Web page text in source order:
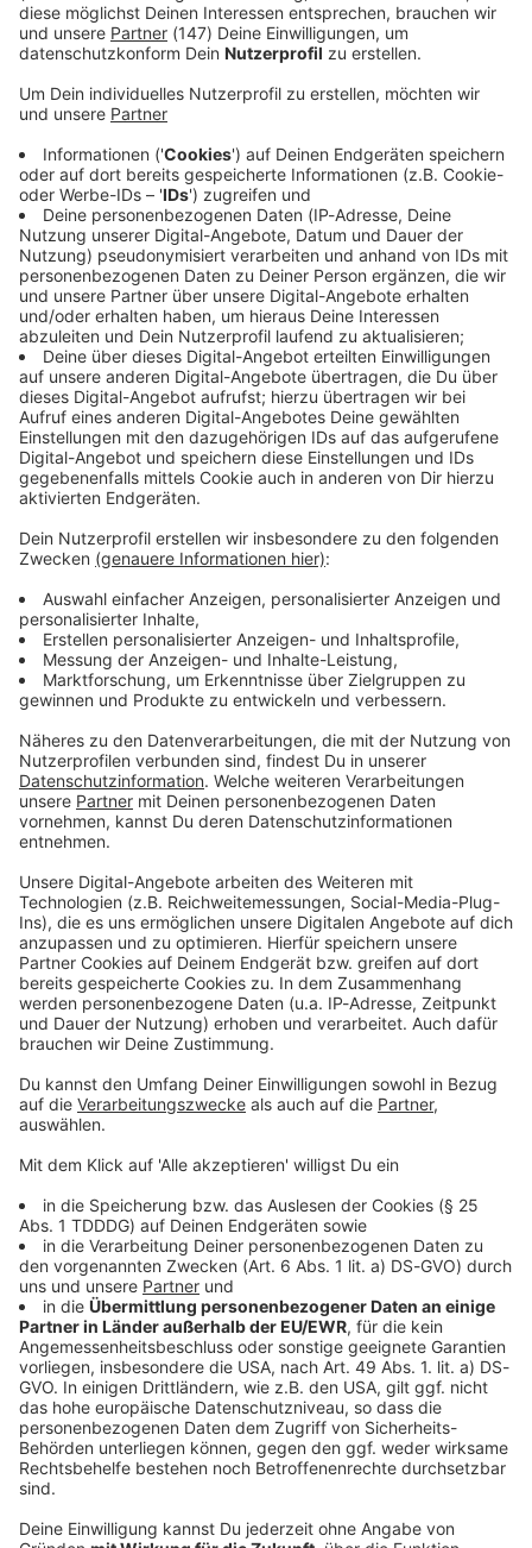
Immer auf dem Laufenden
bleiben!
Verpass' nichts mehr - mit unserem kostenlosen
ANTENNE BAYERN Newsletter. Ob Nachrichten,
Lifestyle oder unsere neuesten Aktionen - wir
informieren dich.
Zum Newsletter anmelden
Du möchtest uns etwas sagen?
Studio Hotline
Kontaktformular
Sprachnachricht
© dpa-infocom, dpa:260611-930-204932/4
Bayern
54 Menschen ertrinken in Bayern